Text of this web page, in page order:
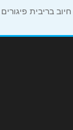
בריבית פיגורים